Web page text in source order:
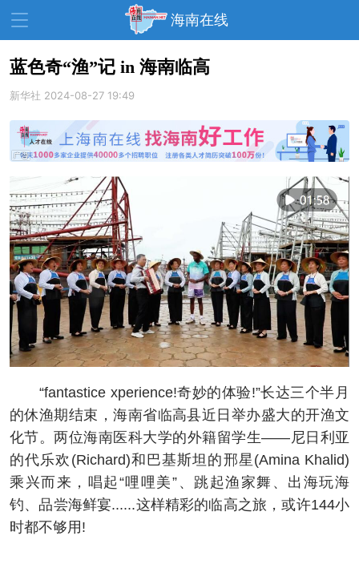
海南在线
资讯中心 热点
文体 财经
教育 健康 房产
家装 交通
生活 演出
展会 走读海南 周末去哪儿
人才在线 天涯企服
蓝色奇“渔”记 in 海南临高
新华社 2024-08-27 19:49
“fantastice xperience!奇妙的体验!”长达三个半月
的休渔期结束，海南省临高县近日举办盛大的开渔文
化节。两位海南医科大学的外籍留学生——尼日利亚
的代乐欢(Richard)和巴基斯坦的邢星(Amina Khalid)
乘兴而来，唱起“哩哩美”、跳起渔家舞、出海玩海
钓、品尝海鲜宴......这样精彩的临高之旅，或许144小
时都不够用!